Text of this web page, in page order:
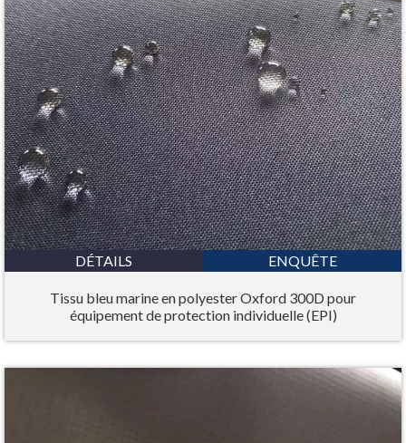
DÉTAILS ENQUÊTE
Tissu bleu marine en polyester Oxford 300D pour
équipement de protection individuelle (EPI)